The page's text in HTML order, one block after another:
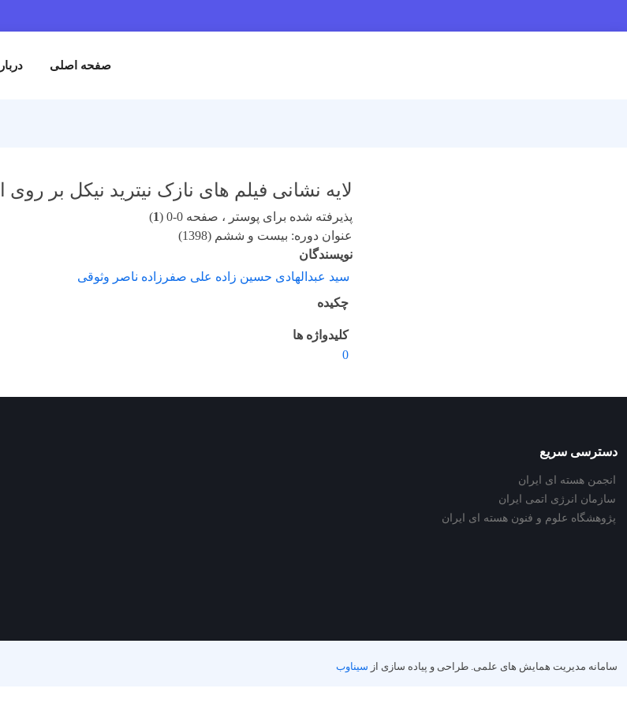
صفحه اصلی
لایه نشانی فیلم های نازک نیترید نیکل بر
پذیرفته شده برای پوستر ، صفحه 0-0 ( 1
)
عنوان دوره: بیست و ششم (1398)
نویسندگان
سید عبدالهادی حسین زاده علی صفرزاده ناصر وثوقی
چکیده
کلیدواژه ها
0
دسترسی سریع
انجمن هسته ای ایران
سازمان انرژی اتمی ایران
پژوهشگاه علوم و فنون هسته ای ایران
سامانه مدیریت همایش های علمی. طراحی و پیاده سازی از سیناوب